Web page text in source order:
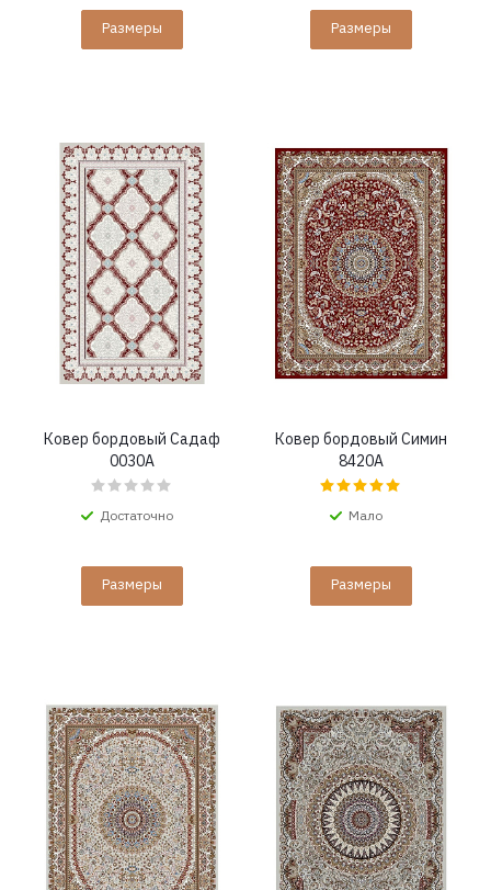
Размеры Размеры
Ковер бордовый Садаф
0030A
Достаточно
Размеры
Ковер бордовый Симин
8420A
Мало
Размеры